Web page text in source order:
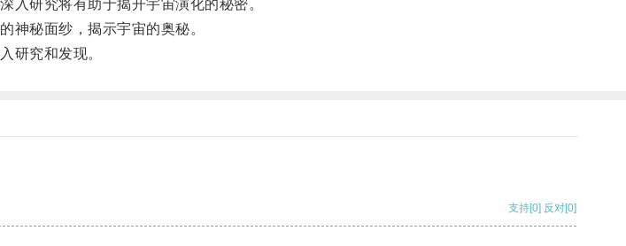
研究将有助于揭开宇宙演化的秘密。
秘面纱，揭示宇宙的奥秘。
研究和发现。
支持[0] 反对[0]